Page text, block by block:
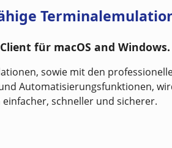
für macOS and Windows.
sowie mit den
Automatisierungsfunktionen,
schneller und sicherer.